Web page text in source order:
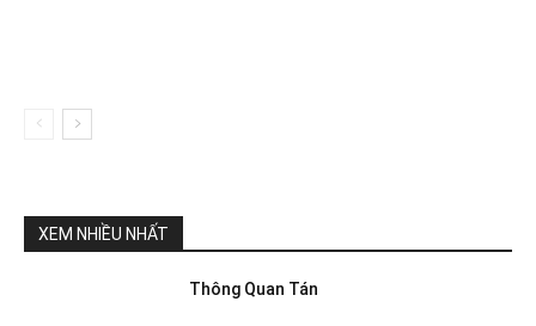
XEM NHIỀU NHẤT
Thông Quan Tán